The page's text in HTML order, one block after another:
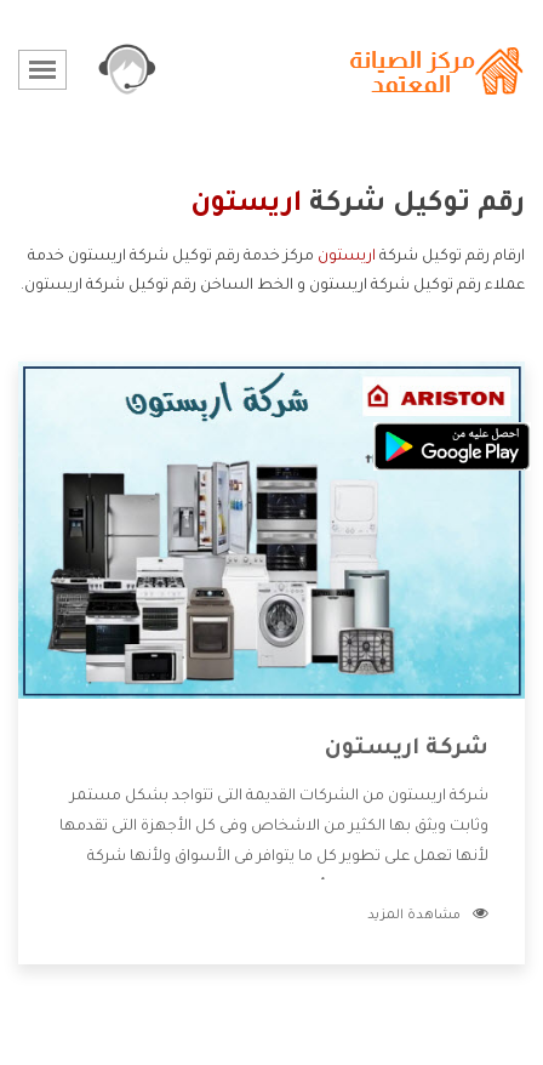
رقم توكيل شركة اريستون
ارقام رقم توكيل شركة اريستون مركز خدمة رقم توكيل شركة اريستون خدمة
عملاء رقم توكيل شركة اريستون و الخط الساخن رقم توكيل شركة اريستون.
شركة اريستون
شركة اريستون من الشركات القديمة التى تتواجد بشكل مستمر
وثابت ويثق بها الكثير من الاشخاص وفى كل الأجهزة التى تقدمها
لأنها تعمل على تطوير كل ما يتوافر فى الأسواق ولأنها شركة
وتقدم للعملاء أقوى العروض والخصومات التى تسهل على
مشاهدة المزيد